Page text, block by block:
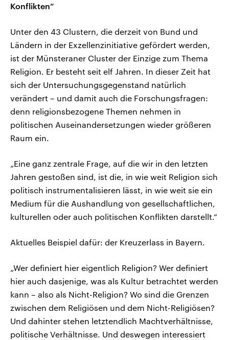
Konflikten“
Unter den 43 Clustern, die derzeit von Bund und
Ländern in der Exzellenzinitiative gefördert werden,
ist der Münsteraner Cluster der Einzige zum Thema
Religion. Er besteht seit elf Jahren. In dieser Zeit hat
sich der Untersuchungsgegenstand natürlich
verändert – und damit auch die Forschungsfragen:
denn religionsbezogene Themen nehmen in
politischen Auseinandersetzungen wieder größeren
Raum ein.
„Eine ganz zentrale Frage, auf die wir in den letzten
Jahren gestoßen sind, ist die, in wie weit Religion sich
politisch instrumentalisieren lässt, in wie weit sie ein
Medium für die Aushandlung von gesellschaftlichen,
kulturellen oder auch politischen Konflikten darstellt.“
Aktuelles Beispiel dafür: der Kreuzerlass in Bayern.
„Wer definiert hier eigentlich Religion? Wer definiert
hier auch dasjenige, was als Kultur betrachtet werden
kann – also als Nicht-Religion? Wo sind die Grenzen
zwischen dem Religiösen und dem Nicht-Religiösen?
Und dahinter stehen letztendlich Machtverhältnisse,
politische Verhältnisse. Und deswegen interessiert